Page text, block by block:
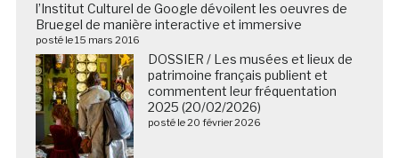
l’Institut Culturel de Google dévoilent les oeuvres de
Bruegel de manière interactive et immersive
posté le 15 mars 2016
DOSSIER / Les musées et lieux de
patrimoine français publient et
commentent leur fréquentation
2025 (20/02/2026)
posté le 20 février 2026